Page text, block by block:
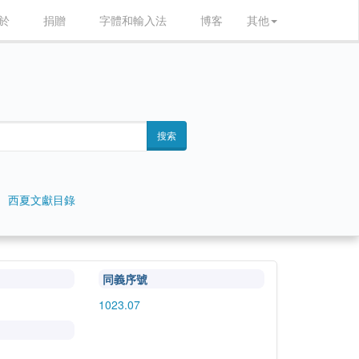
捐贈 字體和輸入法 博客 其他
搜索
西夏文獻目錄
同義序號
1023.07